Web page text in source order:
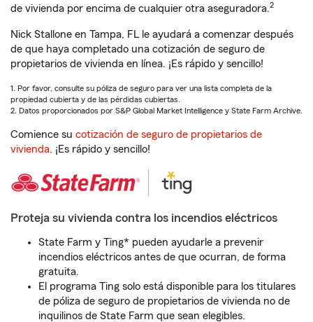
de vivienda por encima de cualquier otra aseguradora.2
Nick Stallone en Tampa, FL le ayudará a comenzar después
de que haya completado una cotización de seguro de
propietarios de vivienda en línea. ¡Es rápido y sencillo!
1. Por favor, consulte su póliza de seguro para ver una lista completa de la
propiedad cubierta y de las pérdidas cubiertas.
2. Datos proporcionados por S&P Global Market Intelligence y State Farm Archive.
Comience su cotización de seguro de propietarios de
vivienda. ¡Es rápido y sencillo!
Proteja su vivienda contra los incendios eléctricos
State Farm y Ting* pueden ayudarle a prevenir
incendios eléctricos antes de que ocurran, de forma
gratuita.
El programa Ting solo está disponible para los titulares
de póliza de seguro de propietarios de vivienda no de
inquilinos de State Farm que sean elegibles.